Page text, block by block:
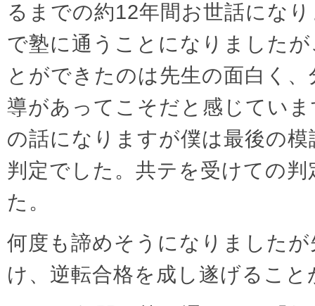
るまでの約12年間お世話にな
で塾に通うことになりました
とができたのは先生の面白く
導があってこそだと感じてい
の話になりますが僕は最後の
判定でした。共テを受けての
た。
何度も諦めそうになりました
け、逆転合格を成し遂げるこ